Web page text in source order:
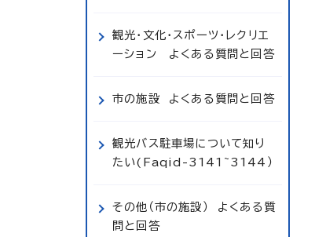
観光・文化・スポーツ・レクリエ
ーション よくある質問と回答
市の施設 よくある質問と回答
観光バス駐車場について知り
たい(Faqid-3141~3144）
その他（市の施設） よくある質
問と回答